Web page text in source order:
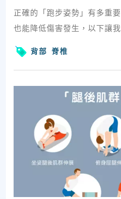
正確的「跑步姿勢」有多重
也能降低傷害發生，以下讓
背部 脊椎